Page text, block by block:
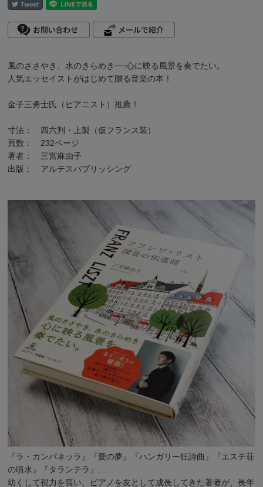
風のささやき、水のきらめき──心に映る風景を奏でたい。
人気エッセイストがはじめて贈る音楽の本！
金子三勇士氏（ピアニスト）推薦！
寸法： 四六判・上製（仮フランス装）
頁数： 232ページ
著者： 三宮麻由子
出版： アルテスパブリッシング
『ラ・カンパネッラ』『愛の夢』『ハンガリー狂詩曲』『エステ荘
の噴水』『タランテラ』……
幼くして視力を喪い、ピアノを友として成長してきた著者が、長年